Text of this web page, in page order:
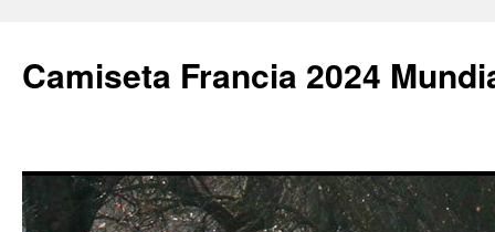
Camiseta Francia 2024